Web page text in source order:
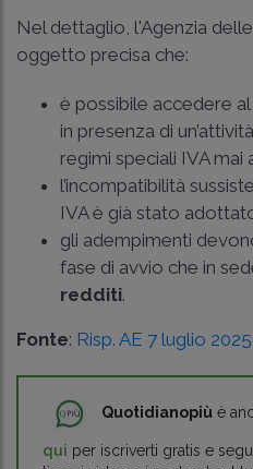
Nel dettaglio, l'Agenzia
oggetto precisa che:
è possibile accedere al
in presenza di
regimi speciali IVA mai
l’incompatibilità
IVA è già stato
gli adempimenti
fase di avvio che in
redditi.
Fonte: Risp. AE 7 luglio 2025
Quotidianopiù è
qui per iscriverti gratis e